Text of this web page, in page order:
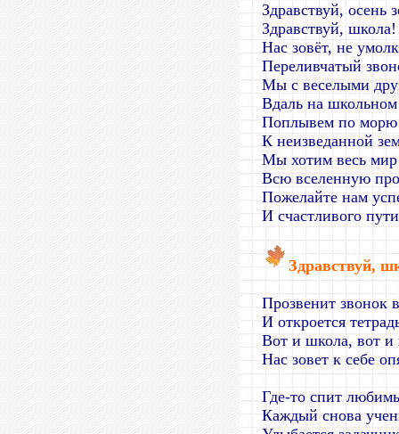
Здравствуй, осень
Здравствуй,
Нас зовёт, не
Переливчатый
Мы с веселыми
Вдаль на школьном
Поплывем по морю
К неизведанной
Мы хотим весь мир
Всю вселенную
Пожелайте нам
И счастливого
Здравствуй,
Прозвенит звонок
И откроется
Вот и школа, вот и
Нас зовет к себе
Где-то спит
Каждый снова